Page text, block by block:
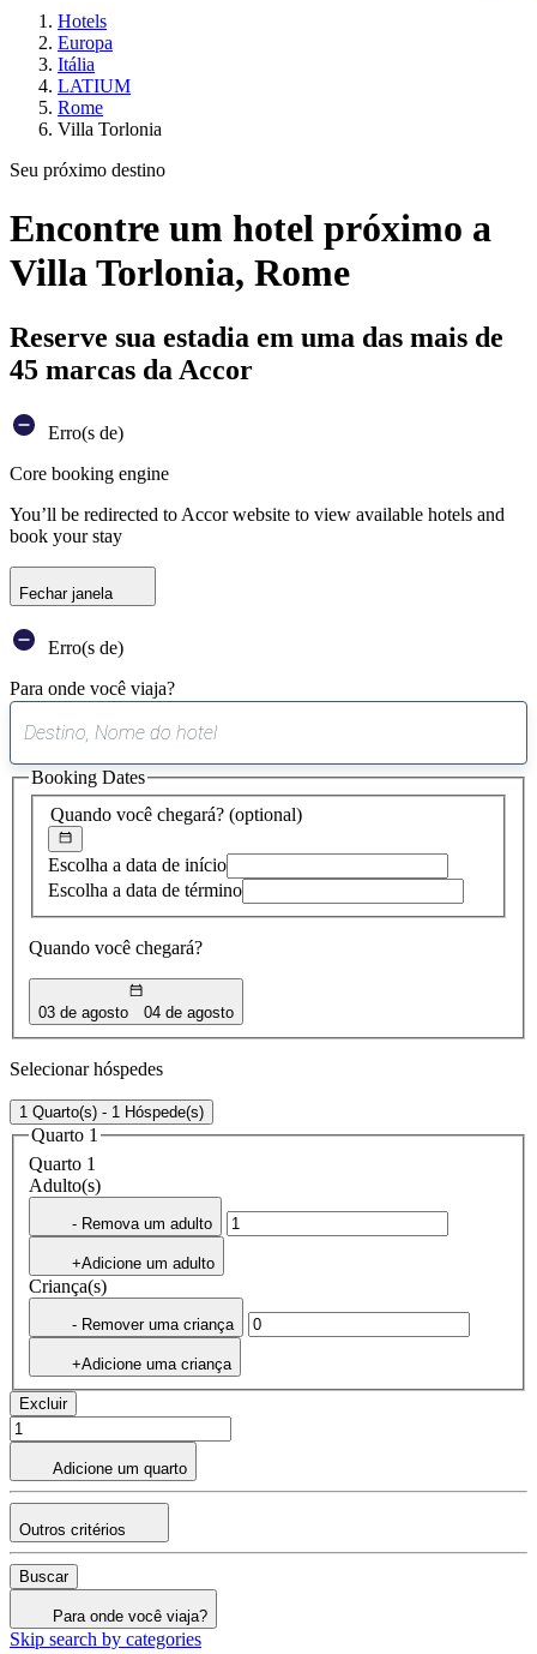
Hotels
Europa
Itália
LATIUM
Rome
Villa Torlonia
Seu próximo destino
Encontre um hotel próximo a
Villa Torlonia, Rome
Reserve sua estadia em uma das mais de
45 marcas da Accor
Erro(s de)
Core booking engine
You’ll be redirected to Accor website to view available hotels and
book your stay
Fechar janela
Erro(s de)
Para onde você viaja?
sugestão
encontrada
Quando você chegará? (optional)
Escolha a data de início
Escolha a data de término
Quando você chegará?
03 de agosto 04 de agosto
Booking Dates
Selecionar hóspedes
1 Quarto(s) - 1 Hóspede(s)
Quarto 1
Quarto 1
Adulto(s)
- Remova um adulto
+Adicione um adulto
Criança(s)
- Remover uma criança
+Adicione uma criança
Excluir
Adicione um quarto
Outros critérios
Buscar
Para onde você viaja?
Skip search by categories